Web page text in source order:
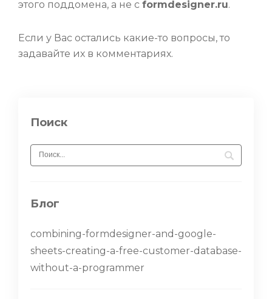
этого поддомена, а не с formdesigner.ru.
Если у Вас остались какие-то вопросы, то
задавайте их в комментариях.
Поиск
Блог
combining-formdesigner-and-google-
sheets-creating-a-free-customer-database-
without-a-programmer